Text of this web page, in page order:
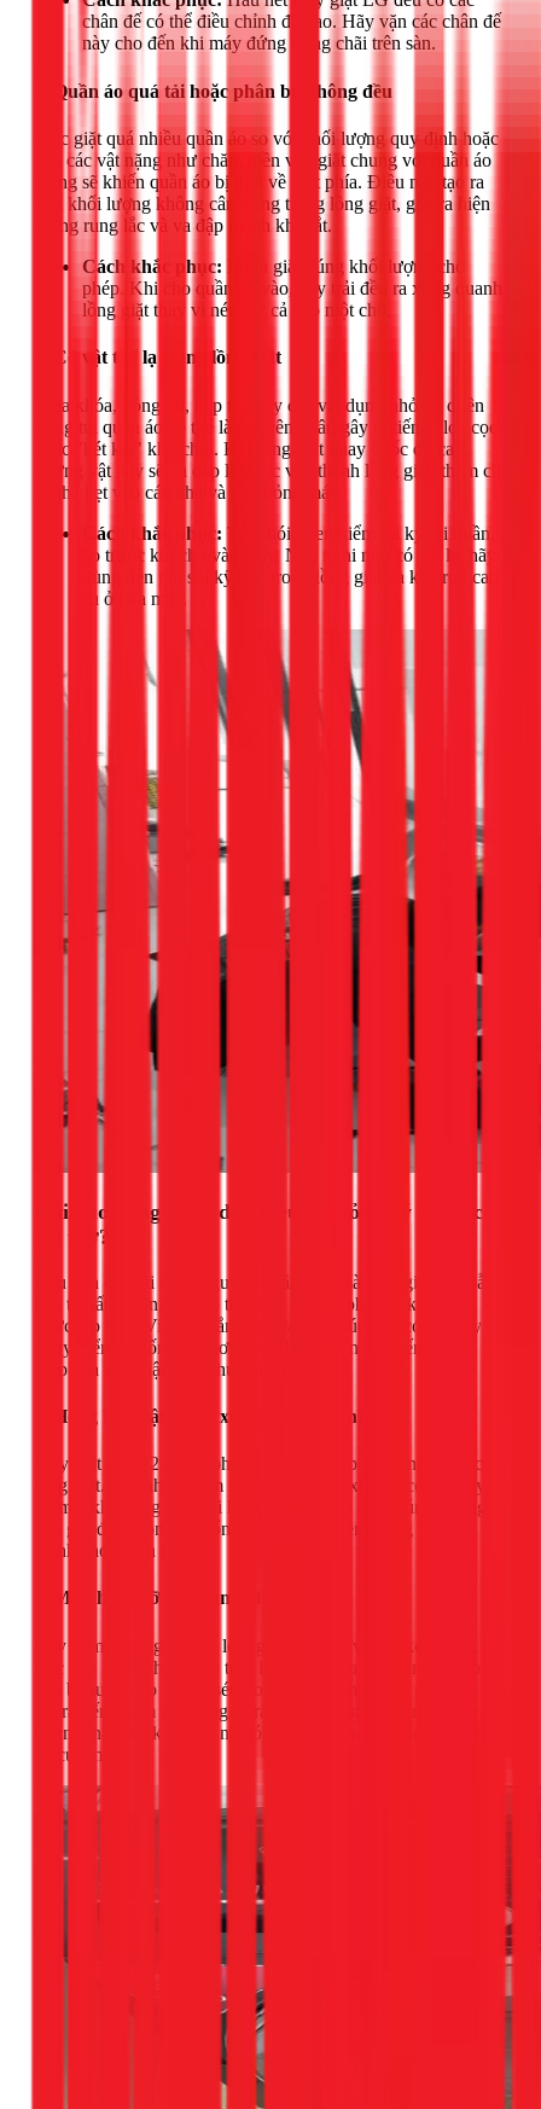
chân đế có thể điều chỉnh độ cao. Hãy vặn các chân đế
này cho đến khi máy đứng vững chãi trên sàn.
2. Quần áo quá tải hoặc phân bổ không đều
Việc giặt quá nhiều quần áo so với khối lượng quy định hoặc
cho các vật nặng như chăn, mền vào giặt chung với quần áo
mỏng sẽ khiến quần áo bị dồn về một phía. Điều này tạo ra
một khối lượng không cân xứng trong lồng giặt, gây ra hiện
tượng rung lắc và va đập mạnh khi vắt.
Cách khắc phục: Luôn giặt đúng khối lượng cho
phép. Khi cho quần áo vào, hãy trải đều ra xung quanh
lồng giặt thay vì ném tất cả vào một chỗ.
3. Có vật thể lạ trong lồng giặt
Chìa khóa, đồng xu, kẹp tóc hay các vật dụng nhỏ bỏ quên
trong túi quần áo có thể là nguyên nhân gây ra tiếng "lọc cọc"
hoặc "két két" khó chịu. Khi lồng giặt quay ở tốc độ cao,
những vật này sẽ va đập liên tục vào thành lồng giặt, thậm chí
có thể kẹt vào các khe và làm hỏng máy.
Cách khắc phục: Tập thói quen kiểm tra kỹ túi quần,
áo trước khi cho vào máy. Nếu nghi ngờ có vật lạ, hãy
dùng đèn pin soi kỹ bên trong lồng giặt và khe ron cao
su ở cửa máy.
Khi nào tiếng ồn là dấu hiệu hư hỏng kỹ thuật cần
gọi thợ?
Nếu bạn đã loại trừ 3 nguyên nhân trên mà máy giặt LG vẫn
kêu to bất thường, rất có thể máy đã gặp phải lỗi kỹ thuật
phức tạp hơn. Việc cố gắng tự sửa chữa lúc này có thể gây
nguy hiểm và tốn kém hơn. Đây là lúc bạn cần đến sự trợ
giúp của kỹ thuật viên chuyên nghiệp.
1. Hỏng bộ phận giảm xóc (phuộc nhún)
Máy giặt có từ 2-4 cây phuộc nhún để hấp thụ rung động của
lồng giặt. Sau nhiều năm sử dụng, các lò xo này có thể bị yếu
đi, mất khả năng đàn hồi hoặc bị gãy. Khi đó, chúng không
còn giữ được lồng giặt ổn định, gây ra hiện tượng va đập
mạnh vào thành máy.
2. Mòn hoặc vỡ bạc đạn (ổ bi)
Đây là một trong những lỗi nghiêm trọng và tốn kém nhất.
Bạc đạn là bộ phận giúp trục lồng giặt quay trơn tru. Khi bạc
đạn bị nước vào gây gỉ sét, hoặc bị mòn theo thời gian, nó sẽ
tạo ra tiếng gầm gừ, tiếng rít rất to khi lồng giặt quay. Nếu
không thay thế kịp thời, nó có thể phá hỏng cả trục và chảng
ba của máy.